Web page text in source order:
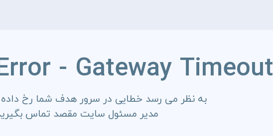
- Gateway Timeout
به نظر می رسد خطایی در سرور هدف شما رخ داده
مدیر مسئول سایت مقصد تماس